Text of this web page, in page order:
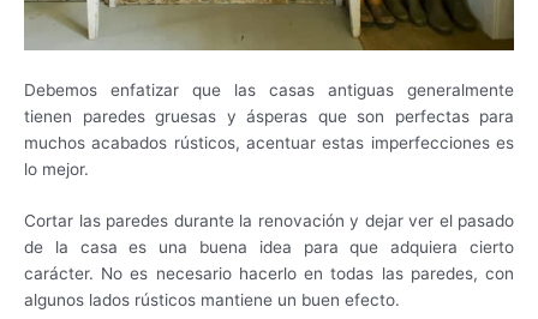
Debemos enfatizar que las casas antiguas generalmente
tienen paredes gruesas y ásperas que son perfectas para
muchos acabados rústicos, acentuar estas imperfecciones es
lo mejor.
Cortar las paredes durante la renovación y dejar ver el pasado
de la casa es una buena idea para que adquiera cierto
carácter. No es necesario hacerlo en todas las paredes, con
algunos lados rústicos mantiene un buen efecto.